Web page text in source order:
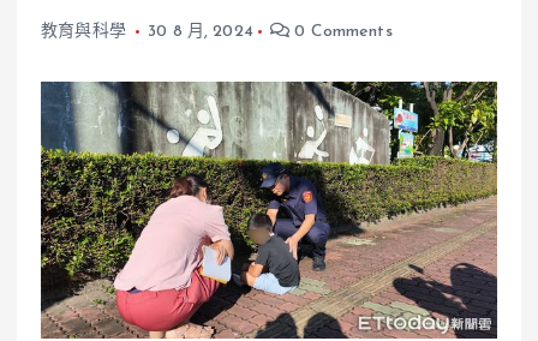
教育與科學 30 8 月, 2024 0 Comments